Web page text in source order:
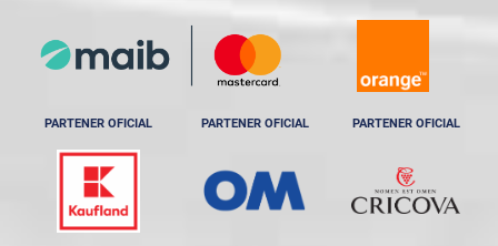
PARTENER OFICIAL PARTENER OFICIAL PARTENER OFICIAL